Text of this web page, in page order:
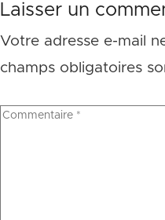
Laisser un
Votre adresse e-mail
champs obligatoires